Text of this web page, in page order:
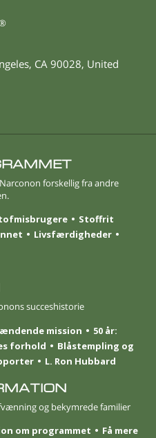
, CA 90028, United
forskellig fra andre
Stoffrit
Livsfærdigheder
succeshistorie
mission
50 år:
forhold
Blåstempling og
L. Ron Hubbard
og bekymrede familier
om programmet
Få mere